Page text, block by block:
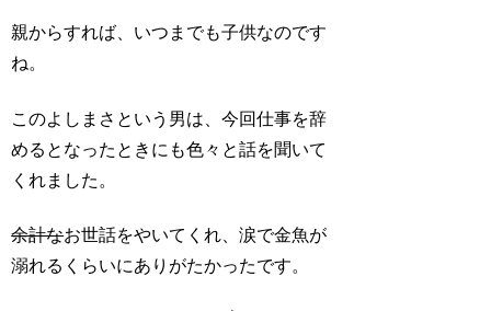
親からすれば、いつまでも子供なのです
ね。
このよしまさという男は、今回仕事を辞
めるとなったときにも色々と話を聞いて
くれました。
余計なお世話をやいてくれ、涙で金魚が
溺れるくらいにありがたかったです。